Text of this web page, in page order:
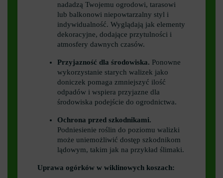
nadadzą Twojemu ogrodowi, tarasowi
lub balkonowi niepowtarzalny styl i
indywidualność. Wyglądają jak elementy
dekoracyjne, dodające przytulności i
atmosfery dawnych czasów.
Przyjazność dla środowiska. Ponowne
wykorzystanie starych walizek jako
doniczek pomaga zmniejszyć ilość
odpadów i wspiera przyjazne dla
środowiska podejście do ogrodnictwa.
Ochrona przed szkodnikami.
Podniesienie roślin do poziomu walizki
może uniemożliwić dostęp szkodnikom
lądowym, takim jak na przykład ślimaki.
Uprawa ogórków w wiklinowych koszach: